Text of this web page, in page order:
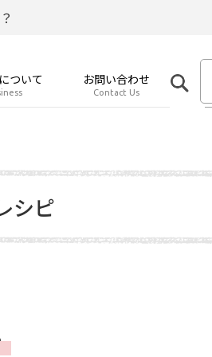
ついて お問い合わせ
Contact Us
シピ